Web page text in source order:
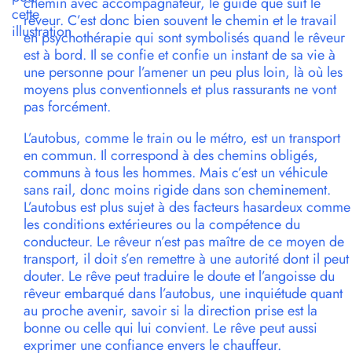
rêveur. C’est donc bien souvent le chemin et le travail
en psychothérapie qui sont symbolisés quand le rêveur
est à bord. Il se confie et confie un instant de sa vie à
une personne pour l’amener un peu plus loin, là où les
moyens plus conventionnels et plus rassurants ne vont
pas forcément.
L’autobus, comme le train ou le métro, est un transport
en commun. Il correspond à des chemins obligés,
communs à tous les hommes. Mais c’est un véhicule
sans rail, donc moins rigide dans son cheminement.
L’autobus est plus sujet à des facteurs hasardeux comme
les conditions extérieures ou la compétence du
conducteur. Le rêveur n’est pas maître de ce moyen de
transport, il doit s’en remettre à une autorité dont il peut
douter. Le rêve peut traduire le doute et l’angoisse du
rêveur embarqué dans l’autobus, une inquiétude quant
au proche avenir, savoir si la direction prise est la
bonne ou celle qui lui convient. Le rêve peut aussi
exprimer une confiance envers le chauffeur.
cette
illustration